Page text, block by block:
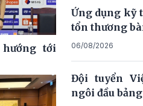
tới
Ứng dụng kỹ
tổn thương
06/08/2026
Đội tuyển
ngôi đầu bảng